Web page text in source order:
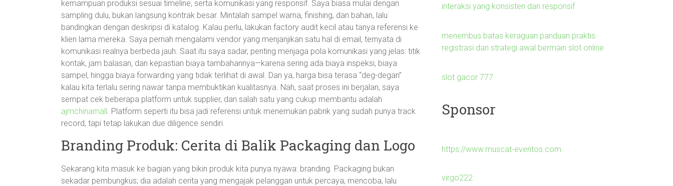
kemampuan produksi sesuai timeline, serta komunikasi yang responsif. Saya biasa mulai dengan
sampling dulu, bukan langsung kontrak besar. Mintalah sampel warna, finishing, dan bahan, lalu
bandingkan dengan deskripsi di katalog. Kalau perlu, lakukan factory audit kecil atau tanya referensi ke
klien lama mereka. Saya pernah mengalami vendor yang menjanjikan satu hal di email, ternyata di
komunikasi realnya berbeda jauh. Saat itu saya sadar, penting menjaga pola komunikasi yang jelas: titik
kontak, jam balasan, dan kepastian biaya tambahannya—karena sering ada biaya inspeksi, biaya
sampel, hingga biaya forwarding yang tidak terlihat di awal. Dan ya, harga bisa terasa “deg-degan”
kalau kita terlalu sering nawar tanpa membuktikan kualitasnya. Nah, saat proses ini berjalan, saya
sempat cek beberapa platform untuk supplier, dan salah satu yang cukup membantu adalah
ajmchinamall. Platform seperti itu bisa jadi referensi untuk menemukan pabrik yang sudah punya track
record, tapi tetap lakukan due diligence sendiri.
Branding Produk: Cerita di Balik Packaging dan Logo
Sekarang kita masuk ke bagian yang bikin produk kita punya nyawa: branding. Packaging bukan
sekadar pembungkus; dia adalah cerita yang mengajak pelanggan untuk percaya, mencoba, lalu
interaksi yang konsisten dan responsif
menembus batas keraguan panduan praktis
registrasi dan strategi awal bermain slot online
slot gacor 777
Sponsor
https://www.muscat-eventos.com
virgo222